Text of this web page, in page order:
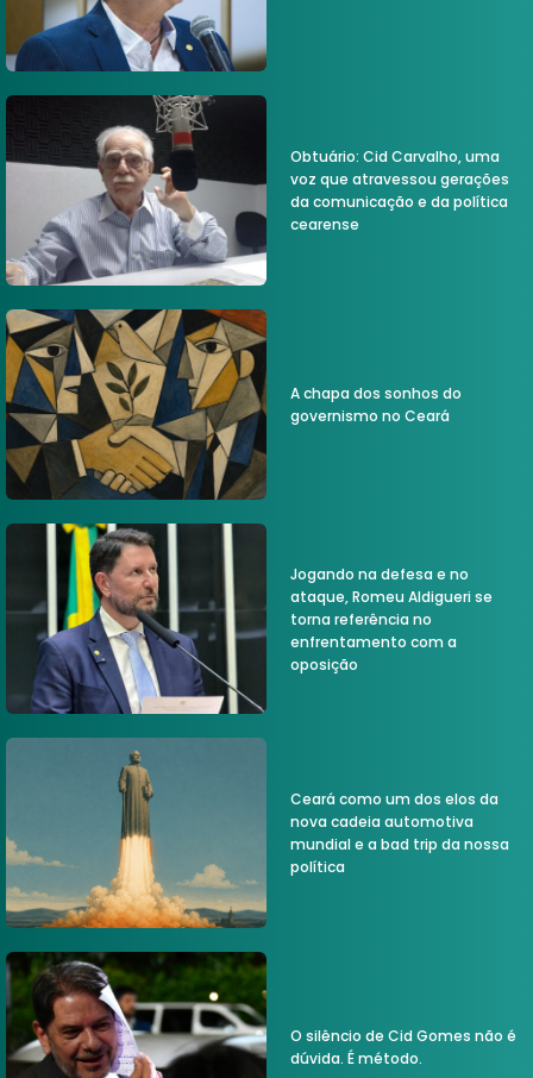
Obtuário: Cid Carvalho, uma
voz que atravessou gerações
da comunicação e da política
cearense
A chapa dos sonhos do
governismo no Ceará
Jogando na defesa e no
ataque, Romeu Aldigueri se
torna referência no
enfrentamento com a
oposição
Ceará como um dos elos da
nova cadeia automotiva
mundial e a bad trip da nossa
política
O silêncio de Cid Gomes não é
dúvida. É método.